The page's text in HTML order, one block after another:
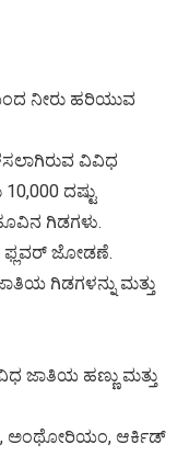
ನೀರು ಹರಿಯುವ
ವಿವಿಧ
ದಷ್ಟು
ಗಿಡಗಳು.
ಫ್ಲವರ್ ಜೋಡಣೆ.
ಗಿಡಗಳನ್ನು ಮತ್ತು
ಜಾತಿಯ ಹಣ್ಣು ಮತ್ತು
ಅಂಥೋರಿಯಂ, ಆರ್ಕಿಡ್